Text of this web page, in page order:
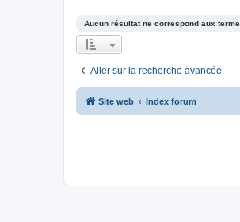
Aucun résultat ne correspond aux
Aller sur la recherche avancée
Site web Index forum